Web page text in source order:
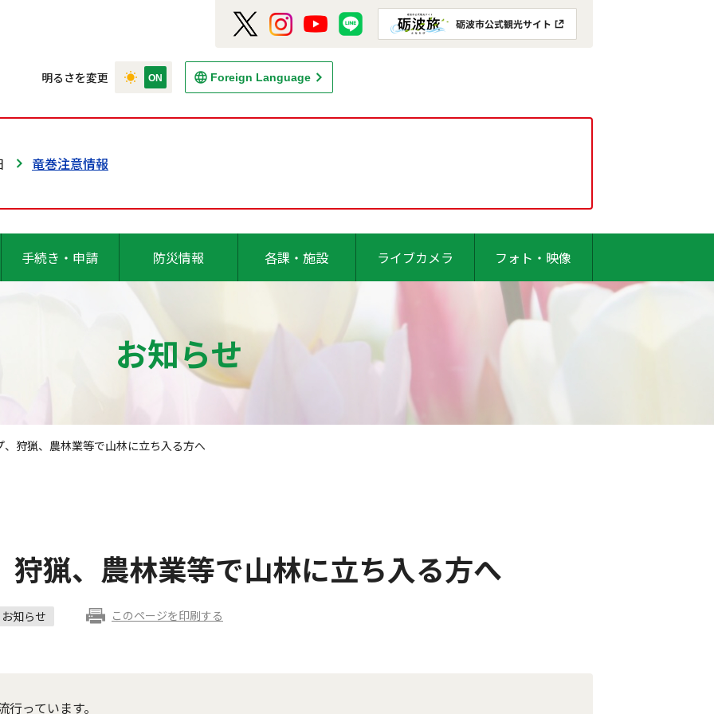
明るさを変更 Foreign Language
竜巻注意情報
手続き・申請 防災情報 各課・施設 ライブカメラ フォト・映像
お知らせ
、狩猟、農林業等で山林に立ち入る方へ
狩猟、農林業等で山林に立ち入る方へ
お知らせ このページを印刷する
っています。